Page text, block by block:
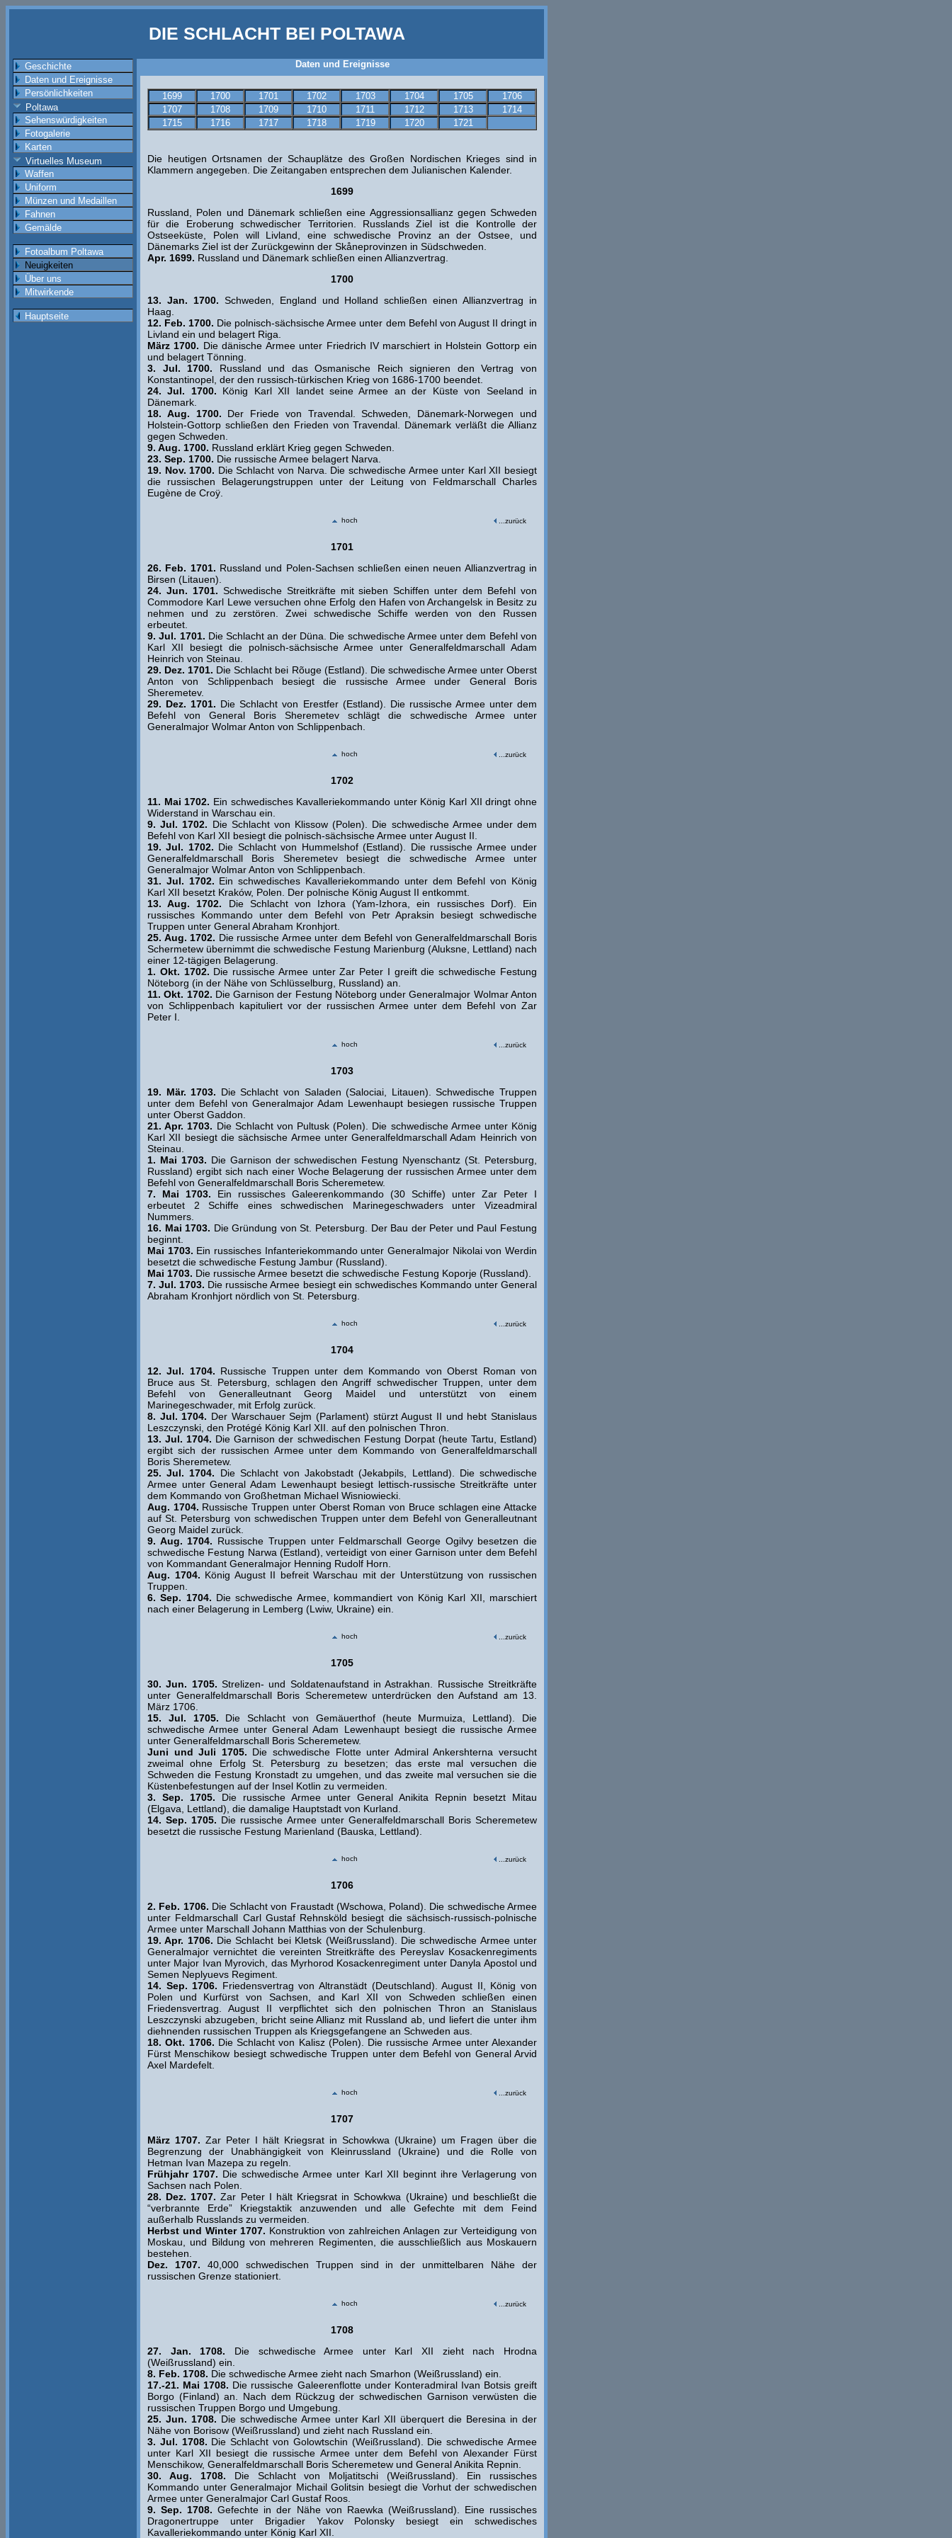
DIE SCHLACHT BEI POLTAWA
Geschichte
Daten und Ereignisse
Persönlichkeiten
Poltawa
Sehenswürdigkeiten
Fotogalerie
Karten
Virtuelles Museum
Waffen
Uniform
Münzen und Medaillen
Fahnen
Gemälde
Fotoalbum Poltawa
Neuigkeiten
Über uns
Mitwirkende
Hauptseite
Daten und Ereignisse
1699 1700 1701 1702 1703 1704 1705
1706
1707
1708 1709 1710 1711 1712 1713
1714
1715
1716 1717 1718 1719 1720 1721
Die heutigen Ortsnamen der Schauplätze des Großen Nordischen Krieges sind in
Klammern angegeben. Die Zeitangaben entsprechen dem Julianischen Kalender.
1699
Russland, Polen und Dänemark schließen eine Aggressionsallianz gegen Schweden
für die Eroberung schwedischer Territorien. Russlands Ziel ist die Kontrolle der
Ostseeküste, Polen will Livland, eine schwedische Provinz an der Ostsee, und
Dänemarks Ziel ist der Zurückgewinn der Skåneprovinzen in Südschweden.
Apr. 1699. Russland und Dänemark schließen einen Allianzvertrag.
1700
13. Jan. 1700. Schweden, England und Holland schließen einen Allianzvertrag in
Haag.
12. Feb. 1700. Die polnisch-sächsische Armee unter dem Befehl von August II dringt in
Livland ein und belagert Riga.
März 1700. Die dänische Armee unter Friedrich IV marschiert in Holstein Gottorp ein
und belagert Tönning.
3. Jul. 1700. Russland und das Osmanische Reich signieren den Vertrag von
Konstantinopel, der den russisch-türkischen Krieg von 1686-1700 beendet.
24. Jul. 1700. König Karl XII landet seine Armee an der Küste von Seeland in
Dänemark.
18. Aug. 1700. Der Friede von Travendal. Schweden, Dänemark-Norwegen und
Holstein-Gottorp schließen den Frieden von Travendal. Dänemark verläßt die Allianz
gegen Schweden.
9. Aug. 1700. Russland erklärt Krieg gegen Schweden.
23. Sep. 1700. Die russische Armee belagert Narva.
19. Nov. 1700. Die Schlacht von Narva. Die schwedische Armee unter Karl XII besiegt
die russischen Belagerungstruppen unter der Leitung von Feldmarschall Charles
Eugène de Croÿ.
hoch ...zurück
1701
26. Feb. 1701. Russland und Polen-Sachsen schließen einen neuen Allianzvertrag in
Birsen (Litauen).
24. Jun. 1701. Schwedische Streitkräfte mit sieben Schiffen unter dem Befehl von
Commodore Karl Lewe versuchen ohne Erfolg den Hafen von Archangelsk in Besitz zu
nehmen und zu zerstören. Zwei schwedische Schiffe werden von den Russen
erbeutet.
9. Jul. 1701. Die Schlacht an der Düna. Die schwedische Armee unter dem Befehl von
Karl XII besiegt die polnisch-sächsische Armee unter Generalfeldmarschall Adam
Heinrich von Steinau.
29. Dez. 1701. Die Schlacht bei Rõuge (Estland). Die schwedische Armee unter Oberst
Anton von Schlippenbach besiegt die russische Armee under General Boris
Sheremetev.
29. Dez. 1701. Die Schlacht von Erestfer (Estland). Die russische Armee unter dem
Befehl von General Boris Sheremetev schlägt die schwedische Armee unter
Generalmajor Wolmar Anton von Schlippenbach.
hoch ...zurück
1702
11. Mai 1702. Ein schwedisches Kavalleriekommando unter König Karl XII dringt ohne
Widerstand in Warschau ein.
9. Jul. 1702. Die Schlacht von Klissow (Polen). Die schwedische Armee under dem
Befehl von Karl XII besiegt die polnisch-sächsische Armee unter August II.
19. Jul. 1702. Die Schlacht von Hummelshof (Estland). Die russische Armee under
Generalfeldmarschall Boris Sheremetev besiegt die schwedische Armee unter
Generalmajor Wolmar Anton von Schlippenbach.
31. Jul. 1702. Ein schwedisches Kavalleriekommando unter dem Befehl von König
Karl XII besetzt Kraków, Polen. Der polnische König August II entkommt.
13. Aug. 1702. Die Schlacht von Izhora (Yam-Izhora, ein russisches Dorf). Ein
russisches Kommando unter dem Befehl von Petr Apraksin besiegt schwedische
Truppen unter General Abraham Kronhjort.
25. Aug. 1702. Die russische Armee unter dem Befehl von Generalfeldmarschall Boris
Schermetew übernimmt die schwedische Festung Marienburg (Aluksne, Lettland) nach
einer 12-tägigen Belagerung.
1. Okt. 1702. Die russische Armee unter Zar Peter I greift die schwedische Festung
Nöteborg (in der Nähe von Schlüsselburg, Russland) an.
11. Okt. 1702. Die Garnison der Festung Nöteborg under Generalmajor Wolmar Anton
von Schlippenbach kapituliert vor der russischen Armee unter dem Befehl von Zar
Peter I.
hoch ...zurück
1703
19. Mär. 1703. Die Schlacht von Saladen (Salociai, Litauen). Schwedische Truppen
unter dem Befehl von Generalmajor Adam Lewenhaupt besiegen russische Truppen
unter Oberst Gaddon.
21. Apr. 1703. Die Schlacht von Pultusk (Polen). Die schwedische Armee unter König
Karl XII besiegt die sächsische Armee unter Generalfeldmarschall Adam Heinrich von
Steinau.
1. Mai 1703. Die Garnison der schwedischen Festung Nyenschantz (St. Petersburg,
Russland) ergibt sich nach einer Woche Belagerung der russischen Armee unter dem
Befehl von Generalfeldmarschall Boris Scheremetew.
7. Mai 1703. Ein russisches Galeerenkommando (30 Schiffe) unter Zar Peter I
erbeutet 2 Schiffe eines schwedischen Marinegeschwaders unter Vizeadmiral
Nummers.
16. Mai 1703. Die Gründung von St. Petersburg. Der Bau der Peter und Paul Festung
beginnt.
Mai 1703. Ein russisches Infanteriekommando unter Generalmajor Nikolai von Werdin
besetzt die schwedische Festung Jambur (Russland).
Mai 1703. Die russische Armee besetzt die schwedische Festung Koporje (Russland).
7. Jul. 1703. Die russische Armee besiegt ein schwedisches Kommando unter General
Abraham Kronhjort nördlich von St. Petersburg.
hoch ...zurück
1704
12. Jul. 1704. Russische Truppen unter dem Kommando von Oberst Roman von
Bruce aus St. Petersburg, schlagen den Angriff schwedischer Truppen, unter dem
Befehl von Generalleutnant Georg Maidel und unterstützt von einem
Marinegeschwader, mit Erfolg zurück.
8. Jul. 1704. Der Warschauer Sejm (Parlament) stürzt August II und hebt Stanislaus
Leszczynski, den Protégé König Karl XII. auf den polnischen Thron.
13. Jul. 1704. Die Garnison der schwedischen Festung Dorpat (heute Tartu, Estland)
ergibt sich der russischen Armee unter dem Kommando von Generalfeldmarschall
Boris Sheremetew.
25. Jul. 1704. Die Schlacht von Jakobstadt (Jekabpils, Lettland). Die schwedische
Armee unter General Adam Lewenhaupt besiegt lettisch-russische Streitkräfte unter
dem Kommando von Großhetman Michael Wisniowiecki.
Aug. 1704. Russische Truppen unter Oberst Roman von Bruce schlagen eine Attacke
auf St. Petersburg von schwedischen Truppen unter dem Befehl von Generalleutnant
Georg Maidel zurück.
9. Aug. 1704. Russische Truppen unter Feldmarschall George Ogilvy besetzen die
schwedische Festung Narwa (Estland), verteidigt von einer Garnison unter dem Befehl
von Kommandant Generalmajor Henning Rudolf Horn.
Aug. 1704. König August II befreit Warschau mit der Unterstützung von russischen
Truppen.
6. Sep. 1704. Die schwedische Armee, kommandiert von König Karl XII, marschiert
nach einer Belagerung in Lemberg (Lwiw, Ukraine) ein.
hoch ...zurück
1705
30. Jun. 1705. Strelizen- und Soldatenaufstand in Astrakhan. Russische Streitkräfte
unter Generalfeldmarschall Boris Scheremetew unterdrücken den Aufstand am 13.
März 1706.
15. Jul. 1705. Die Schlacht von Gemäuerthof (heute Murmuiza, Lettland). Die
schwedische Armee unter General Adam Lewenhaupt besiegt die russische Armee
unter Generalfeldmarschall Boris Scheremetew.
Juni und Juli 1705. Die schwedische Flotte unter Admiral Ankershterna versucht
zweimal ohne Erfolg St. Petersburg zu besetzen; das erste mal versuchen die
Schweden die Festung Kronstadt zu umgehen, und das zweite mal versuchen sie die
Küstenbefestungen auf der Insel Kotlin zu vermeiden.
3. Sep. 1705. Die russische Armee unter General Anikita Repnin besetzt Mitau
(Elgava, Lettland), die damalige Hauptstadt von Kurland.
14. Sep. 1705. Die russische Armee unter Generalfeldmarschall Boris Scheremetew
besetzt die russische Festung Marienland (Bauska, Lettland).
hoch ...zurück
1706
2. Feb. 1706. Die Schlacht von Fraustadt (Wschowa, Poland). Die schwedische Armee
unter Feldmarschall Carl Gustaf Rehnsköld besiegt die sächsisch-russisch-polnische
Armee unter Marschall Johann Matthias von der Schulenburg.
19. Apr. 1706. Die Schlacht bei Kletsk (Weißrussland). Die schwedische Armee unter
Generalmajor vernichtet die vereinten Streitkräfte des Pereyslav Kosackenregiments
unter Major Ivan Myrovich, das Myrhorod Kosackenregiment unter Danyla Apostol und
Semen Neplyuevs Regiment.
14. Sep. 1706. Friedensvertrag von Altranstädt (Deutschland). August II, König von
Polen und Kurfürst von Sachsen, and Karl XII von Schweden schließen einen
Friedensvertrag. August II verpflichtet sich den polnischen Thron an Stanislaus
Leszczynski abzugeben, bricht seine Allianz mit Russland ab, und liefert die unter ihm
diehnenden russischen Truppen als Kriegsgefangene an Schweden aus.
18. Okt. 1706. Die Schlacht von Kalisz (Polen). Die russische Armee unter Alexander
Fürst Menschikow besiegt schwedische Truppen unter dem Befehl von General Arvid
Axel Mardefelt.
hoch ...zurück
1707
März 1707. Zar Peter I hält Kriegsrat in Schowkwa (Ukraine) um Fragen über die
Begrenzung der Unabhängigkeit von Kleinrussland (Ukraine) und die Rolle von
Hetman Ivan Mazepa zu regeln.
Frühjahr 1707. Die schwedische Armee unter Karl XII beginnt ihre Verlagerung von
Sachsen nach Polen.
28. Dez. 1707. Zar Peter I hält Kriegsrat in Schowkwa (Ukraine) und beschließt die
“verbrannte Erde” Kriegstaktik anzuwenden und alle Gefechte mit dem Feind
außerhalb Russlands zu vermeiden.
Herbst und Winter 1707. Konstruktion von zahlreichen Anlagen zur Verteidigung von
Moskau, und Bildung von mehreren Regimenten, die ausschließlich aus Moskauern
bestehen.
Dez. 1707. 40,000 schwedischen Truppen sind in der unmittelbaren Nähe der
russischen Grenze stationiert.
hoch ...zurück
1708
27. Jan. 1708. Die schwedische Armee unter Karl XII zieht nach Hrodna
(Weißrussland) ein.
8. Feb. 1708. Die schwedische Armee zieht nach Smarhon (Weißrussland) ein.
17.-21. Mai 1708. Die russische Galeerenflotte under Konteradmiral Ivan Botsis greift
Borgo (Finland) an. Nach dem Rückzug der schwedischen Garnison verwüsten die
russischen Truppen Borgo und Umgebung.
25. Jun. 1708. Die schwedische Armee unter Karl XII überquert die Beresina in der
Nähe von Borisow (Weißrussland) und zieht nach Russland ein.
3. Jul. 1708. Die Schlacht von Golowtschin (Weißrussland). Die schwedische Armee
unter Karl XII besiegt die russische Armee unter dem Befehl von Alexander Fürst
Menschikow, Generalfeldmarschall Boris Scheremetew und General Anikita Repnin.
30. Aug. 1708. Die Schlacht von Moljatitschi (Weißrussland). Ein russisches
Kommando unter Generalmajor Michail Golitsin besiegt die Vorhut der schwedischen
Armee unter Generalmajor Carl Gustaf Roos.
9. Sep. 1708. Gefechte in der Nähe von Raewka (Weißrussland). Eine russisches
Dragonertruppe unter Brigadier Yakov Polonsky besiegt ein schwedisches
Kavalleriekommando unter König Karl XII.